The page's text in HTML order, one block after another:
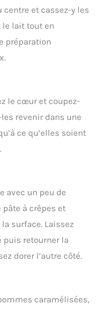
centre et cassez-y les
lait tout en
préparation
le cœur et coupez-
revenir dans une
ce qu’elles soient
avec un peu de
pâte à crêpes et
surface. Laissez
puis retourner la
dorer l’autre côté.
caramélisées,